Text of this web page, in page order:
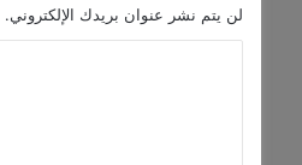
ج
د
لن يتم نشر عنوان بريدك الإلكتروني.